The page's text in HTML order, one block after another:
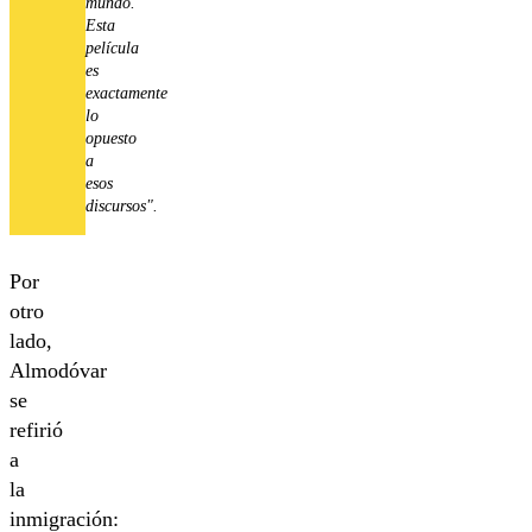
Esta
película
es
exactamente
lo
opuesto
a
esos
discursos".
Por
otro
lado,
Almodóvar
se
refirió
a
la
inmigración: